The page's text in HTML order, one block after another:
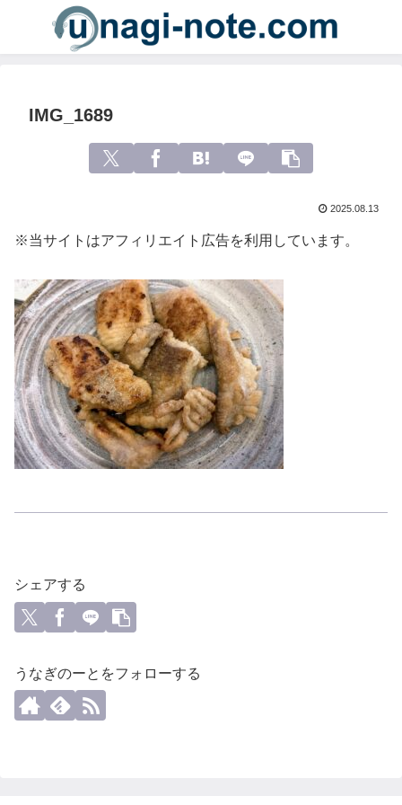
IMG_1689
2025.08.13
※当サイトはアフィリエイト広告を利用しています。
シェアする
うなぎのーとをフォローする